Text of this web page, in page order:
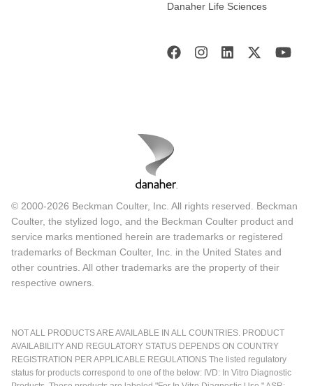
Danaher Life Sciences
© 2000-2026 Beckman Coulter, Inc. All rights reserved. Beckman
Coulter, the stylized logo, and the Beckman Coulter product and
service marks mentioned herein are trademarks or registered
trademarks of Beckman Coulter, Inc. in the United States and
other countries. All other trademarks are the property of their
respective owners.
NOT ALL PRODUCTS ARE AVAILABLE IN ALL COUNTRIES. PRODUCT
AVAILABILITY AND REGULATORY STATUS DEPENDS ON COUNTRY
REGISTRATION PER APPLICABLE REGULATIONS The listed regulatory
status for products correspond to one of the below: IVD: In Vitro Diagnostic